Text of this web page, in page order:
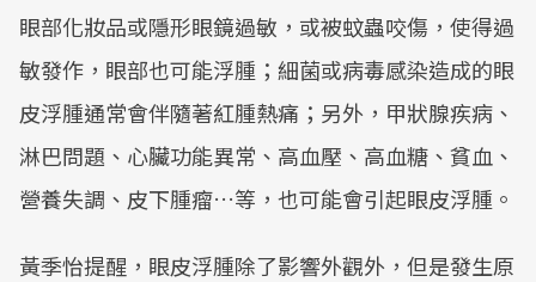
眼部化妝品或隱形眼鏡過敏，或被蚊蟲咬傷，使得過
敏發作，眼部也可能浮腫；細菌或病毒感染造成的眼
皮浮腫通常會伴隨著紅腫熱痛；另外，甲狀腺疾病、
淋巴問題、心臟功能異常、高血壓、高血糖、貧血、
營養失調、皮下腫瘤…等，也可能會引起眼皮浮腫。
黃季怡提醒，眼皮浮腫除了影響外觀外，但是發生原